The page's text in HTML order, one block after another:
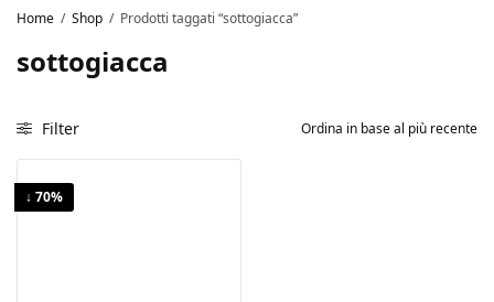
Home / Shop / Prodotti taggati “sottogiacca”
sottogiacca
Filter
↓ 70%